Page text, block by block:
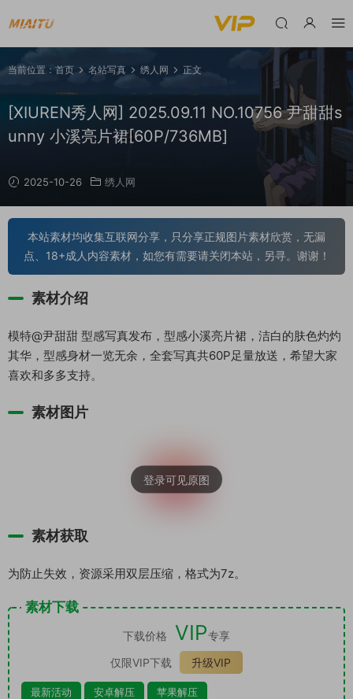
当前位置： 首页 名站写真 绣人网 正文
[XIUREN秀人网] 2025.09.11 NO.10756 尹甜甜s
unny 小溪亮片裙[60P/736MB]
2025-10-26 绣人网
本站素材均收集互联网分享，只分享正规图片素材欣赏，无漏
点、18+成人内容素材，如您有需要请关闭本站，另寻。谢谢！
素材介绍
模特@尹甜甜 型感写真发布，型感小溪亮片裙，洁白的肤色灼灼
其华，型感身材一览无余，全套写真共60P足量放送，希望大家
喜欢和多多支持。
素材图片
素材获取
为防止失效，资源采用双层压缩，格式为7z。
素材下载
下载价格 VIP专享
仅限VIP下载
升级VIP
最新活动 安卓解压 苹果解压